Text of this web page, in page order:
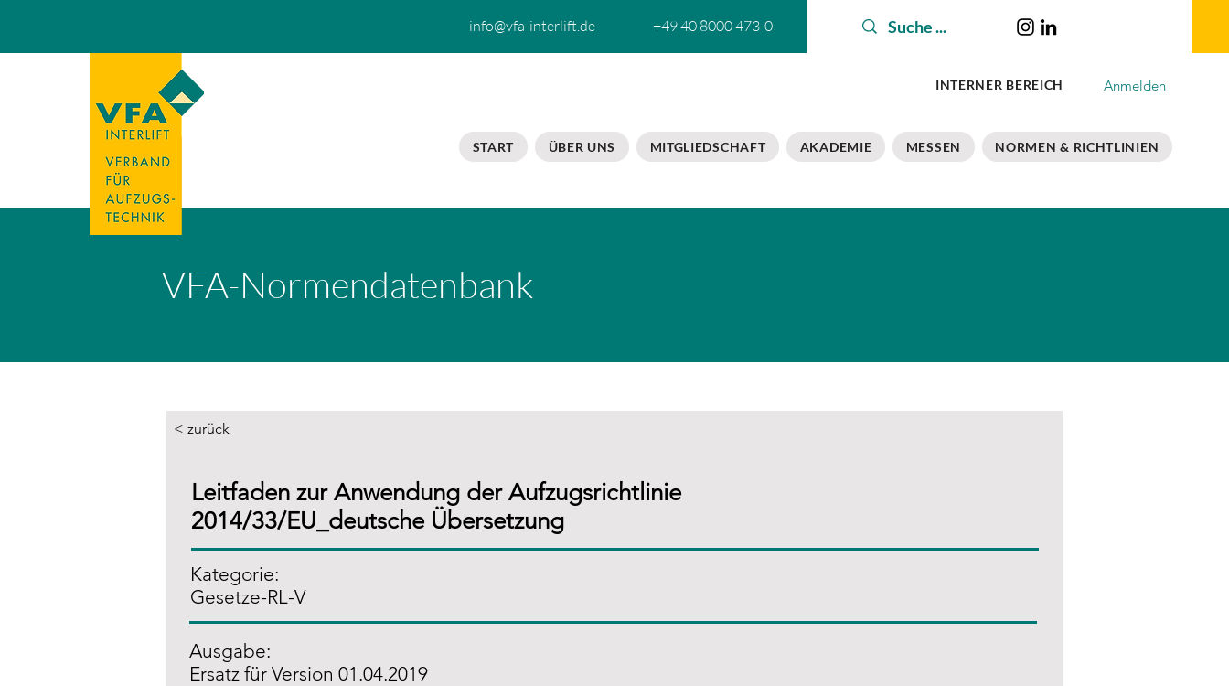
info@vfa-interlift.de +49 40 8000 473-0
INTERNER BEREICH Anmelden
START ÜBER UNS MITGLIEDSCHAFT AKADEMIE MESSEN NORMEN & RICHTLINIEN
VFA-Normendatenbank
< zurück
Leitfaden zur Anwendung der Aufzugsrichtlinie
2014/33/EU_deutsche Übersetzung
Kategorie:
Gesetze-RL-V
Ausgabe:
Ersatz für Version 01.04.2019